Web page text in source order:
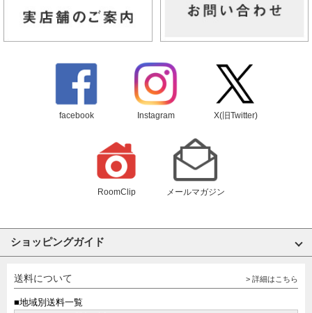
facebook Instagram X(旧Twitter)
RoomClip メールマガジン
ショッピングガイド
送料について > 詳細はこちら
■地域別送料一覧